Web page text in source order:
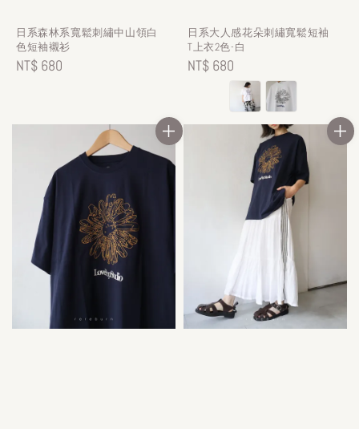
日系森林系寬鬆刺繡中山領白
色短袖襯衫
Regular
NT$ 680
日系大人感花朵刺繡寬鬆短袖
T上衣2色-白
Regular
NT$ 680